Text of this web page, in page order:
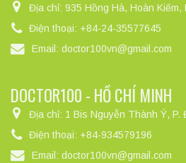
Địa chỉ: 935 Hồng Hà, Hoàn Kiếm,
Điện thoại: +84-24-35577645
Email: doctor100vn@gmail.com
DOCTOR100 - HỒ CHÍ MINH
Địa chỉ: 1 Bis Nguyễn Thành Ý, P.
Điện thoại: +84-934579196
Email: doctor100vn@gmail.com